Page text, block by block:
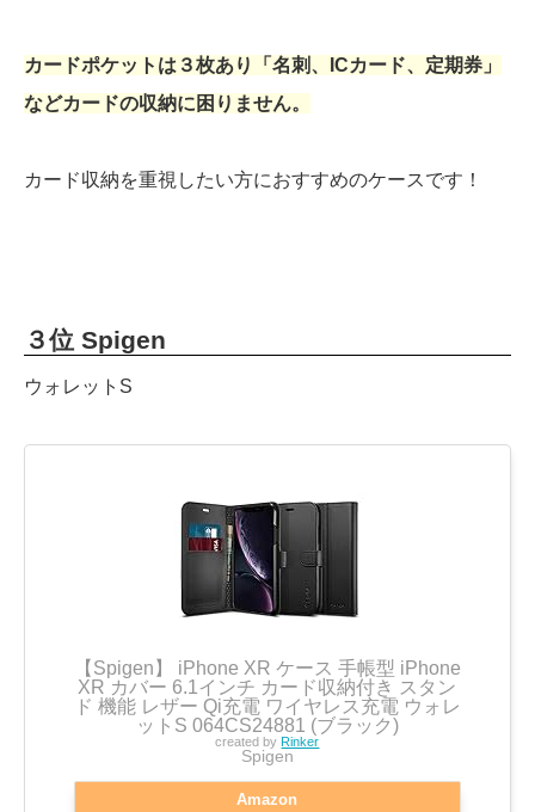
カードポケットは３枚あり「名刺、ICカード、定期券」
などカードの収納に困りません。
カード収納を重視したい方におすすめのケースです！
３位 Spigen
ウォレットS
【Spigen】 iPhone XR ケース 手帳型 iPhone
XR カバー 6.1インチ カード収納付き スタン
ド 機能 レザー Qi充電 ワイヤレス充電 ウォレ
ットS 064CS24881 (ブラック)
created byRinker
Spigen
Amazon